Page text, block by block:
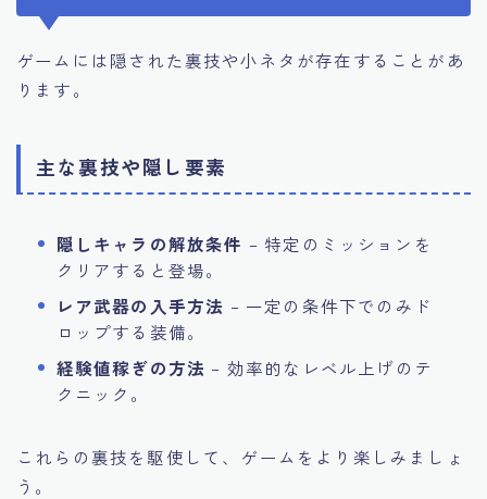
ゲームには隠された裏技や小ネタが存在することがあ
ります。
主な裏技や隠し要素
隠しキャラの解放条件 – 特定のミッションを
クリアすると登場。
レア武器の入手方法 – 一定の条件下でのみド
ロップする装備。
経験値稼ぎの方法 – 効率的なレベル上げのテ
クニック。
これらの裏技を駆使して、ゲームをより楽しみましょ
う。